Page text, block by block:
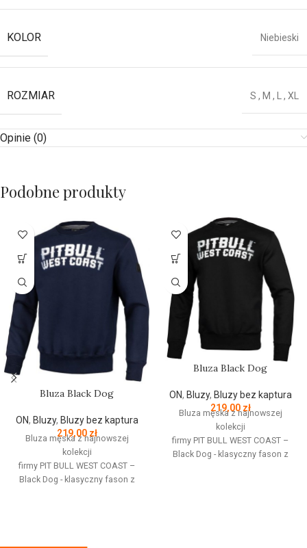
KOLOR Niebieski
ROZMIAR S , M , L, XL
Opinie (0)
Podobne produkty
Bluza Black Dog
ON, Bluzy, Bluzy bez kaptura
219,00 zł
Bluza męska z najnowszej
kolekcji
firmy PIT BULL WEST COAST –
Black Dog - klasyczny fason z
Bluza Black Dog
ON, Bluzy, Bluzy bez kaptura
219,00 zł
Bluza męska z najnowszej
kolekcji
firmy PIT BULL WEST COAST –
Black Dog - klasyczny fason z